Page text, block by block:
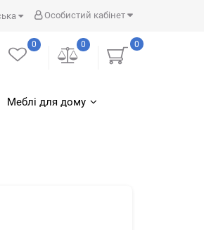
Особистий кабінет
0
0
0
Меблі для дому